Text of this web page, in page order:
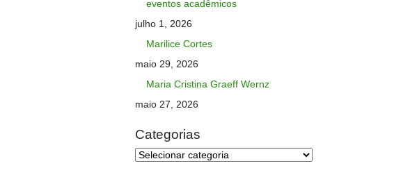
eventos acadêmicos
julho 1, 2026
Marilice Cortes
maio 29, 2026
Maria Cristina Graeff Wernz
maio 27, 2026
Categorias
Categorias